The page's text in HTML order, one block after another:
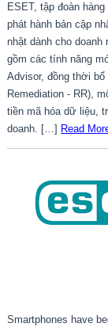
ESET, tập đoàn
phát hành bản cập
nhật dành cho doanh
gồm các tính năng
Advisor, đồng thời
Remediation - RR),
tiền mã hóa dữ liệu,
doanh. […] Read
Smartphones have